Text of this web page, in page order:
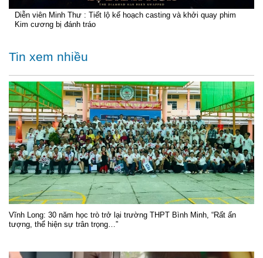
Diễn viên Minh Thư : Tiết lộ kế hoạch casting và khởi quay phim
Kim cương bị đánh tráo
Tin xem nhiều
Vĩnh Long: 30 năm học trò trở lại trường THPT Bình Minh, “Rất ấn
tượng, thể hiện sự trân trọng…”